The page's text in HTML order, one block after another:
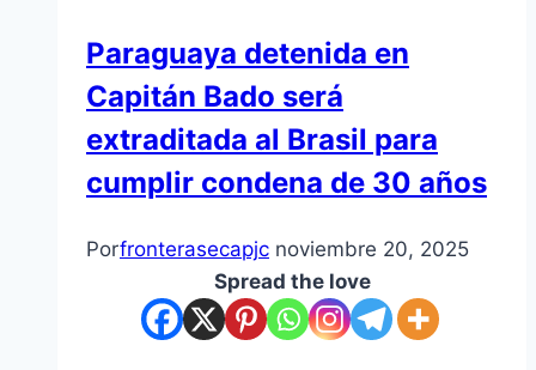
Paraguaya detenida en
Capitán Bado será
extraditada al Brasil para
cumplir condena de 30 años
Porfronterasecapjc noviembre 20, 2025
Spread the love